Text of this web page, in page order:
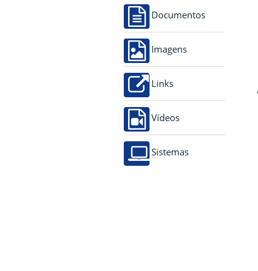
Documentos
Imagens
Links
Vídeos
Sistemas